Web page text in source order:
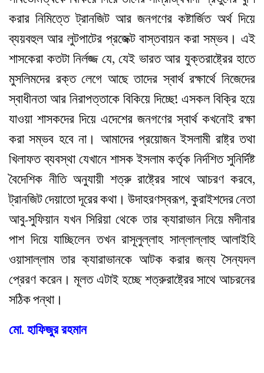
করার নিমিত্তে ট্রানজিট আর জনগণের কষ্টার্জিত অর্থ দিয়ে
ব্যয়বহুল আর লুটপাটের প্রজেক্ট বাস্তবায়ন করা সম্ভব। এই
শাসকেরা কতটা নির্লজ্জ যে, যেই ভারত আর যুক্তরাষ্ট্রের হাতে
মুসলিমদের রক্ত লেগে আছে তাদের স্বার্থ রক্ষার্থে নিজেদের
স্বাধীনতা আর নিরাপত্তাকে বিকিয়ে দিচ্ছে! এসকল বিক্রি হয়ে
যাওয়া শাসকদের দিয়ে এদেশের জনগণের স্বার্থ কখনোই রক্ষা
করা সম্ভব হবে না। আমাদের প্রয়োজন ইসলামী রাষ্ট্র তথা
খিলাফত ব্যবস্থা যেখানে শাসক ইসলাম কর্তৃক নির্দশিত সুনির্দিষ্ট
বৈদেশিক নীতি অনুযায়ী শত্রু রাষ্ট্রের সাথে আচরণ করবে,
ট্রানজিট দেয়াতো দূরের কথা। উদাহরণস্বরূপ, কুরাইশদের নেতা
আবু-সুফিয়ান যখন সিরিয়া থেকে তার ক্যারাভান নিয়ে মদীনার
পাশ দিয়ে যাচ্ছিলেন তখন রাসূলুল্লাহ সাল্লাল্লাহু আলাইহি
ওয়াসাল্লাম তার ক্যারাভানকে আটক করার জন্য সৈন্যদল
প্রেরণ করেন। মূলত এটাই হচ্ছে শত্রুরাষ্ট্রের সাথে আচরনের
সঠিক পন্থা।
মো. হাফিজুর রহমান